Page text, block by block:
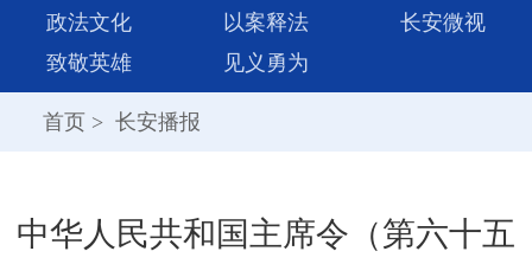
政法文化
以案释法
长安微视
致敬英雄
见义勇为
首页 > 长安播报
中华人民共和国主席令（第六十五